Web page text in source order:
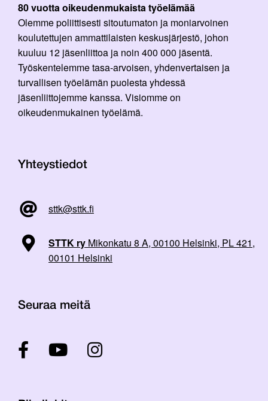
80 vuotta oikeudenmukaista työelämää
Olemme poliittisesti sitoutumaton ja moniarvoinen
koulutettujen ammattilaisten keskusjärjestö, johon
kuuluu 12 jäsenliittoa ja noin 400 000 jäsentä.
Työskentelemme tasa-arvoisen, yhdenvertaisen ja
turvallisen työelämän puolesta yhdessä
jäsenliittojemme kanssa. Visiomme on
oikeudenmukainen työelämä.
Yhteystiedot
sttk@sttk.fi
STTK ry Mikonkatu 8 A, 00100 Helsinki, PL 421,
00101 Helsinki
Seuraa meitä